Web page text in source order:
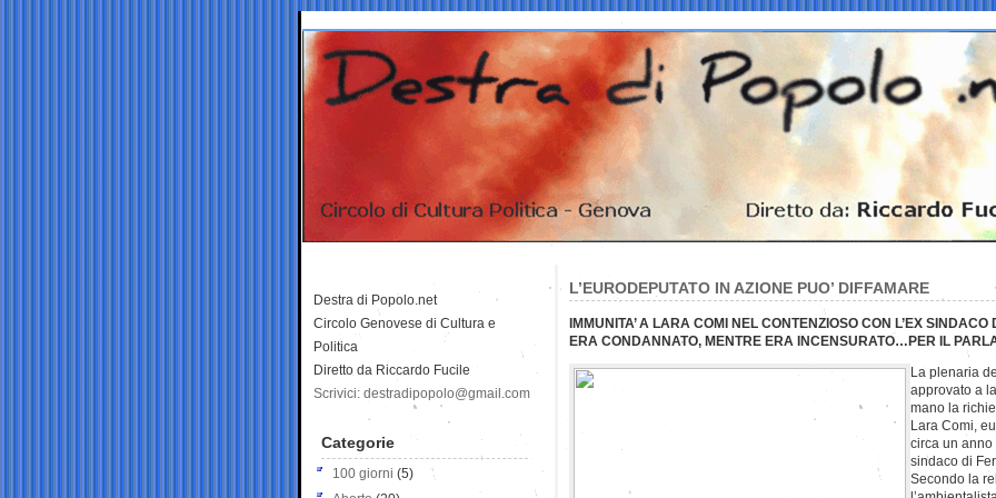
L’EURODEPUTATO IN AZIONE PUO’ DIFFAMARE
IMMUNITA’ A LARA COMI NEL CONTENZIOSO CON L’EX
ERA CONDANNATO, MENTRE ERA INCENSURATO…PER IL
La plenaria
approvato a
mano la
Lara Comi,
circa un anno
sindaco di
Secondo la
Destra di Popolo.net
Circolo Genovese di Cultura e
Politica
Diretto da Riccardo Fucile
Scrivici: destradipopolo@gmail.com
Categorie
100 giorni (5)